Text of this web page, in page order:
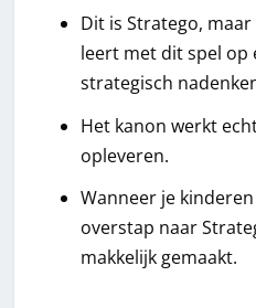
Dit is Stratego,
leert met dit spel op
strategisch
Het kanon werkt
opleveren.
Wanneer je
overstap naar
makkelijk gemaakt.